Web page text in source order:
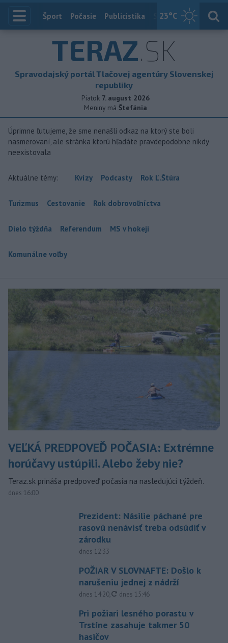
23°C
Index
Šport Počasie Publicistika Slovensko
TERAZ.SK
Spravodajský portál Tlačovej agentúry Slovenskej
republiky
Piatok 7. august 2026
Meniny má Štefánia
Úprimne ľutujeme, že sme nenašli odkaz na ktorý ste boli
nasmerovaní, ale stránka ktorú hľadáte pravdepodobne nikdy
neexistovala
Aktuálne témy: Kvízy Podcasty Rok Ľ.Štúra
Turizmus Cestovanie Rok dobrovoľníctva
Dielo týždňa Referendum MS v hokeji
Komunálne voľby
VEĽKÁ PREDPOVEĎ POČASIA: Extrémne
horúčavy ustúpili. Alebo žeby nie?
Teraz.sk prináša predpoveď počasia na nasledujúci týždeň.
dnes 16:00
Prezident: Násilie páchané pre
rasovú nenávisť treba odsúdiť v
zárodku
dnes 12:33
POŽIAR V SLOVNAFTE: Došlo k
narušeniu jednej z nádrží
dnes 14:20, aktualizované
dnes 15:46
Pri požiari lesného porastu v
Trstíne zasahuje takmer 50
hasičov